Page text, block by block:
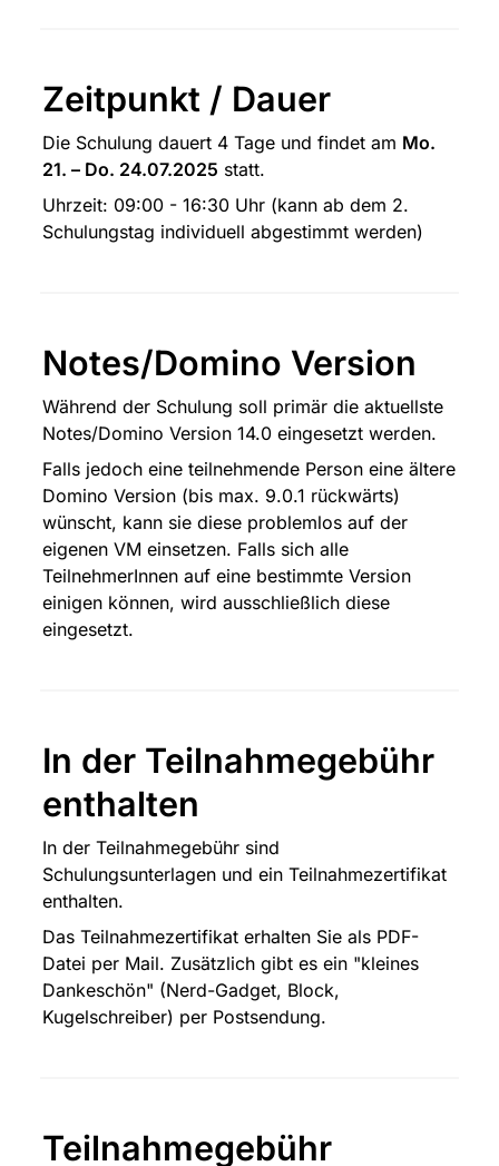
Zeitpunkt / Dauer
Die Schulung dauert 4 Tage und findet am Mo.
21. – Do. 24.07.2025 statt.
Uhrzeit: 09:00 - 16:30 Uhr (kann ab dem 2.
Schulungstag individuell abgestimmt werden)
Notes/Domino Version
Während der Schulung soll primär die aktuellste
Notes/Domino Version 14.0 eingesetzt werden.
Falls jedoch eine teilnehmende Person eine ältere
Domino Version (bis max. 9.0.1 rückwärts)
wünscht, kann sie diese problemlos auf der
eigenen VM einsetzen. Falls sich alle
TeilnehmerInnen auf eine bestimmte Version
einigen können, wird ausschließlich diese
eingesetzt.
In der Teilnahmegebühr
enthalten
In der Teilnahmegebühr sind
Schulungsunterlagen und ein Teilnahmezertifikat
enthalten.
Das Teilnahmezertifikat erhalten Sie als PDF-
Datei per Mail. Zusätzlich gibt es ein "kleines
Dankeschön" (Nerd-Gadget, Block,
Kugelschreiber) per Postsendung.
Teilnahmegebühr